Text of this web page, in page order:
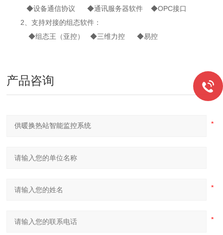
◆设备通信协议 ◆通讯服务器软件 ◆OPC接口
2、支持对接的组态软件：
◆组态王（亚控） ◆三维力控 ◆易控
产品咨询